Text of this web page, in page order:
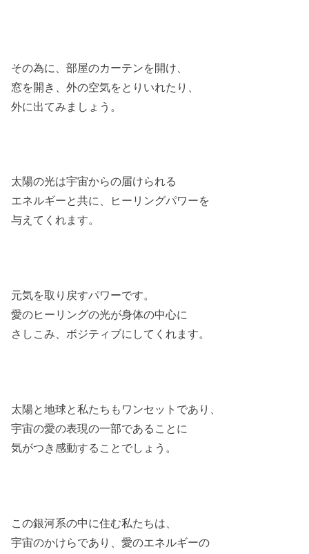
その為に、部屋のカーテンを開け、
窓を開き、外の空気をとりいれたり、
外に出てみましょう。
太陽の光は宇宙からの届けられる
エネルギーと共に、ヒーリングパワーを
与えてくれます。
元気を取り戻すパワーです。
愛のヒーリングの光が身体の中心に
さしこみ、ボジティブにしてくれます。
太陽と地球と私たちもワンセットであり、
宇宙の愛の表現の一部であることに
気がつき感動することでしょう。
この銀河系の中に住む私たちは、
宇宙のかけらであり、愛のエネルギーの